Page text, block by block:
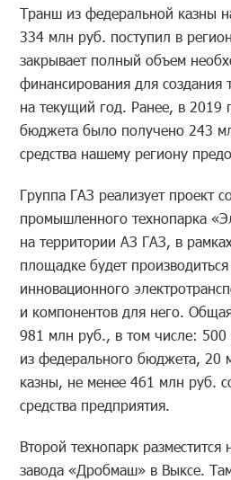
Транш из федеральной казны
334 млн руб. поступил в
закрывает полный объем
финансирования для создания
на текущий год. Ранее, в 2019
бюджета было получено 243
средства нашему региону
Группа ГАЗ реализует проект
промышленного технопарка
на территории АЗ ГАЗ, в
площадке будет
инновационного
и компонентов для него.
981 млн руб., в том числе: 500
из федерального бюджета, 20
казны, не менее 461 млн руб.
средства предприятия.
Второй технопарк разместится
завода «Дробмаш» в Выксе.